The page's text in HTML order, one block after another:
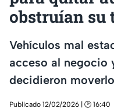
obstruían su
Vehículos mal
acceso al negocio
decidieron
Publicado 12/02/2026 | 🕑 16:40